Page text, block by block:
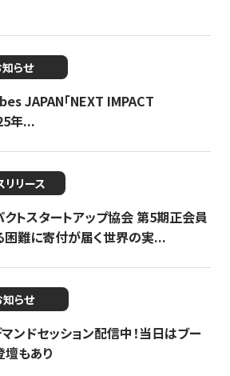
らせ
JAPAN「NEXT IMPACT
年...
リリース
クトスタートアップ協会 第5期正会員
困難に寄付が届く世界の実...
知らせ
ンドセッション配信中！当日はブー
壇もあり